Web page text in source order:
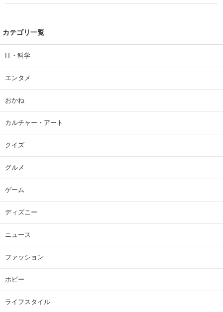
カテゴリ一覧
IT・科学
エンタメ
おかね
カルチャー・アート
クイズ
グルメ
ゲーム
ディズニー
ニュース
ファッション
ホビー
ライフスタイル